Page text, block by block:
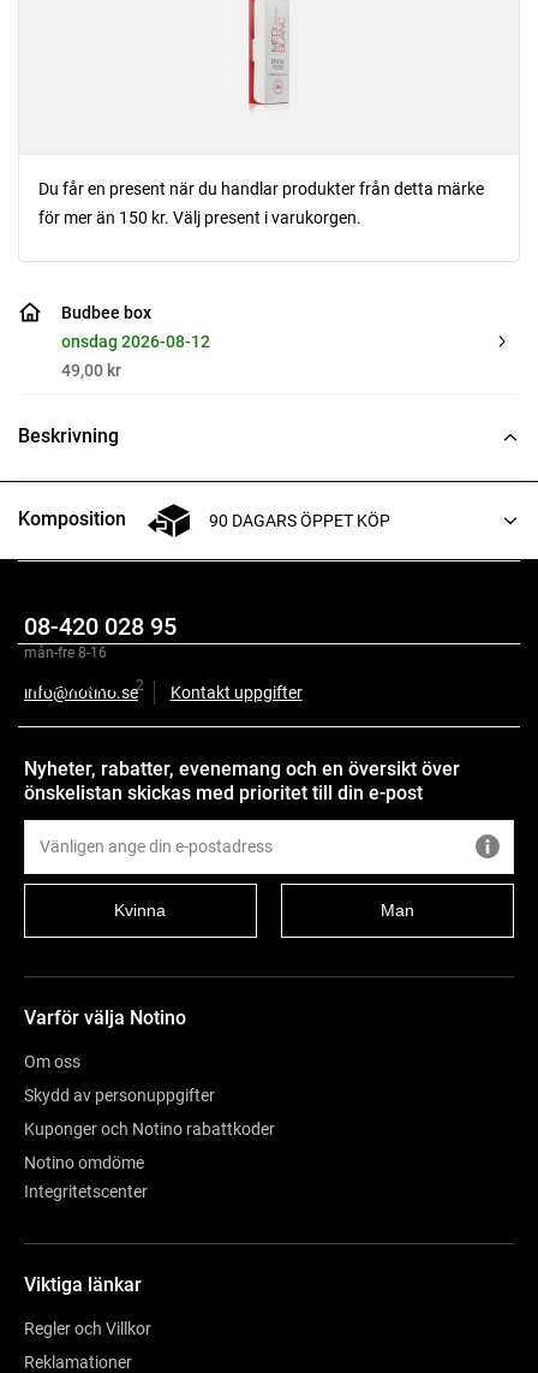
Beskrivning
Komposition
Recensioner 2
Du får en present när du handlar produkter från detta märke
för mer än 150 kr. Välj present i varukorgen.
Budbee box
onsdag 2026-08-12
49,00 kr
90 DAGARS ÖPPET KÖP
08-420 028 95
mån-fre 8-16
info@notino.se Kontakt uppgifter
Nyheter, rabatter, evenemang och en översikt över
önskelistan skickas med prioritet till din e-post
Kvinna Man
Varför välja Notino
Om oss
Skydd av personuppgifter
Kuponger och Notino rabattkoder
Notino omdöme
Integritetscenter
Viktiga länkar
Regler och Villkor
Reklamationer